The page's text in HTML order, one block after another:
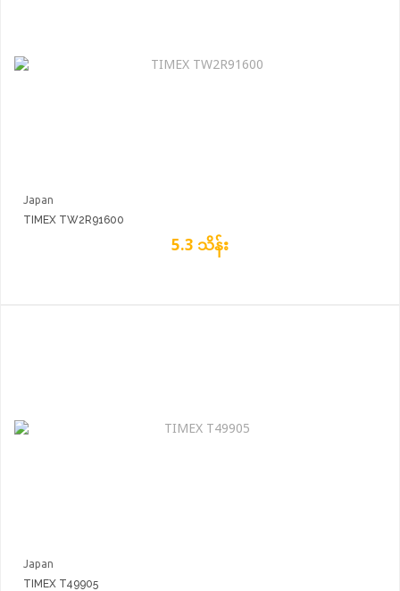
Japan
TIMEX TW2R91600
5.3 သိန်း
Japan
TIMEX T49905